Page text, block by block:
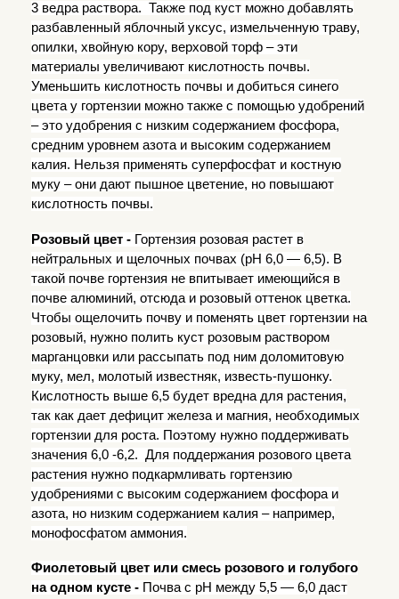
3 ведра раствора. Также под куст можно добавлять
разбавленный яблочный уксус, измельченную траву,
опилки, хвойную кору, верховой торф – эти
материалы увеличивают кислотность почвы.
Уменьшить кислотность почвы и добиться синего
цвета у гортензии можно также с помощью удобрений
– это удобрения с низким содержанием фосфора,
средним уровнем азота и высоким содержанием
калия. Нельзя применять суперфосфат и костную
муку – они дают пышное цветение, но повышают
кислотность почвы.
Розовый цвет - Гортензия розовая растет в
нейтральных и щелочных почвах (рН 6,0 — 6,5). В
такой почве гортензия не впитывает имеющийся в
почве алюминий, отсюда и розовый оттенок цветка.
Чтобы ощелочить почву и поменять цвет гортензии на
розовый, нужно полить куст розовым раствором
марганцовки или рассыпать под ним доломитовую
муку, мел, молотый известняк, известь-пушонку.
Кислотность выше 6,5 будет вредна для растения,
так как дает дефицит железа и магния, необходимых
гортензии для роста. Поэтому нужно поддерживать
значения 6,0 -6,2. Для поддержания розового цвета
растения нужно подкармливать гортензию
удобрениями с высоким содержанием фосфора и
азота, но низким содержанием калия – например,
монофосфатом аммония.
Фиолетовый цвет или смесь розового и голубого
на одном кусте - Почва с рН между 5,5 — 6,0 даст